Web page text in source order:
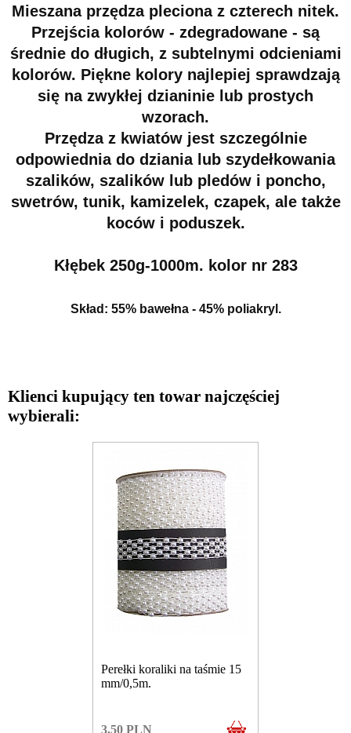
Mieszana przędza pleciona z czterech nitek.
Przejścia kolorów - zdegradowane - są
średnie do długich, z subtelnymi odcieniami
kolorów. Piękne kolory najlepiej sprawdzają
się na zwykłej dzianinie lub prostych
wzorach.
Przędza z kwiatów jest szczególnie
odpowiednia do dziania lub szydełkowania
szalików, szalików lub pledów i poncho,
swetrów, tunik, kamizelek, czapek, ale także
koców i poduszek.
Kłębek 250g-1000m. kolor nr 283
Skład: 55% bawełna - 45% poliakryl.
Klienci kupujący ten towar najczęściej
wybierali:
Perełki koraliki na taśmie 15
mm/0,5m.
3.50 PLN